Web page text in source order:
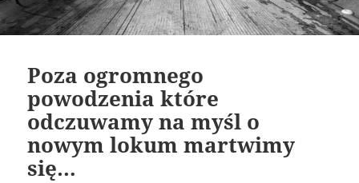
Poza ogromnego
powodzenia które
odczuwamy na myśl o
nowym lokum martwimy
się…